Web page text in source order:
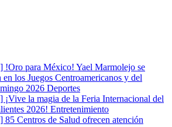
!Oro para México! Yael Marmolejo se
los Juegos Centroamericanos y del
2026 Deportes
¡Vive la magia de la Feria Internacional del
2026! Entretenimiento
85 Centros de Salud ofrecen atención